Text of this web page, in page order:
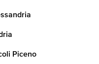
Piceno